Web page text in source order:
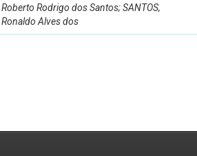
Roberto Rodrigo dos Santos; SANTOS,
Ronaldo Alves dos